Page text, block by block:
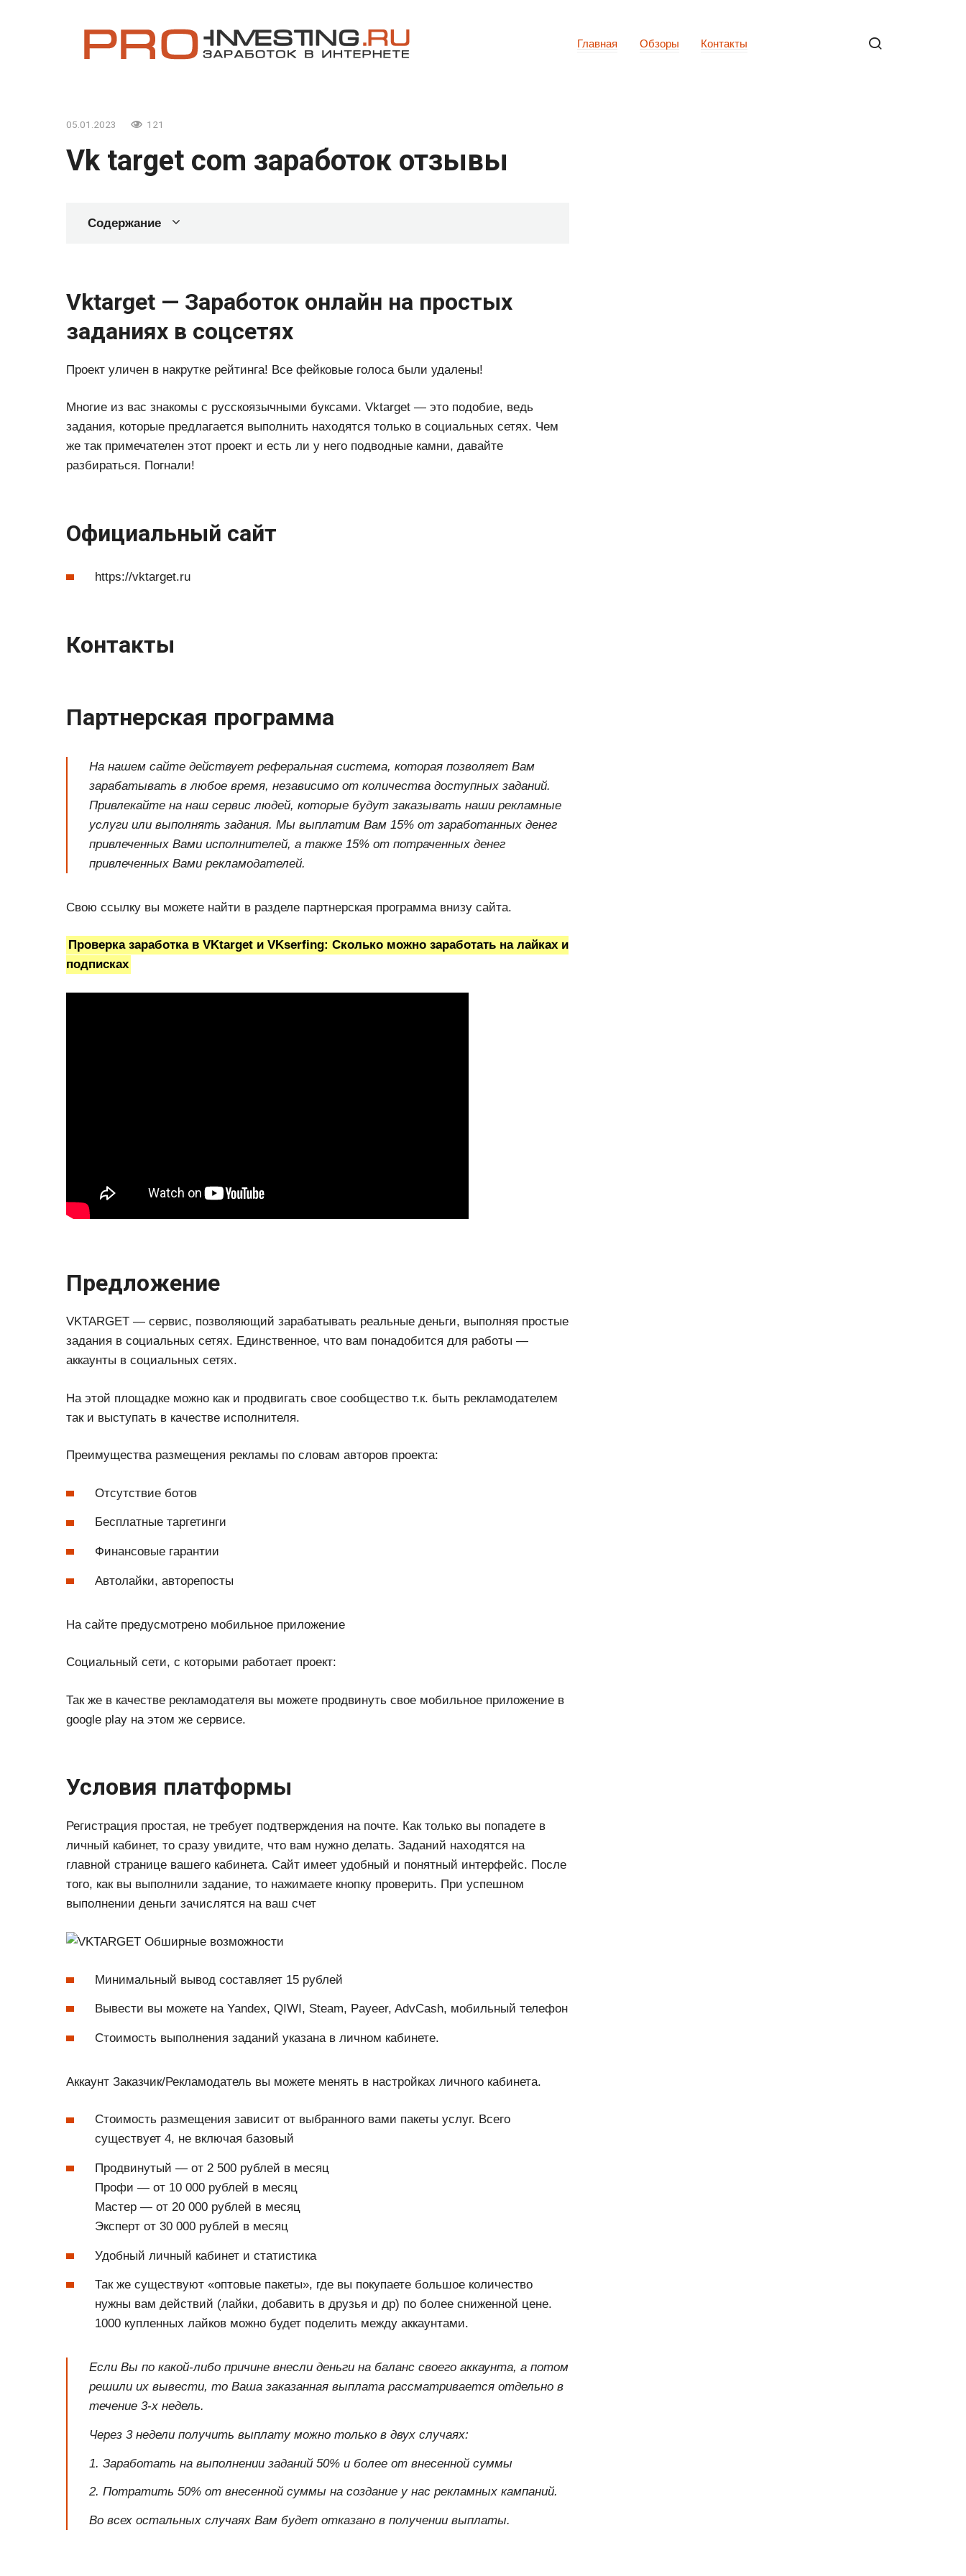
Главная Обзоры Контакты
05.01.2023 121
Vk target com заработок отзывы
Содержание
Vktarget — Заработок онлайн на простых
заданиях в соцсетях
Проект уличен в накрутке рейтинга! Все фейковые голоса были удалены!
Многие из вас знакомы с русскоязычными буксами. Vktarget — это подобие, ведь
задания, которые предлагается выполнить находятся только в социальных сетях. Чем
же так примечателен этот проект и есть ли у него подводные камни, давайте
разбираться. Погнали!
Официальный сайт
https://vktarget.ru
Контакты
Партнерская программа
На нашем сайте действует реферальная система, которая позволяет Вам
зарабатывать в любое время, независимо от количества доступных заданий.
Привлекайте на наш сервис людей, которые будут заказывать наши рекламные
услуги или выполнять задания. Мы выплатим Вам 15% от заработанных денег
привлеченных Вами исполнителей, а также 15% от потраченных денег
привлеченных Вами рекламодателей.
Свою ссылку вы можете найти в разделе партнерская программа внизу сайта.
Проверка заработка в VKtarget и VKserfing: Сколько можно заработать на лайках и
подписках
Предложение
VKTARGET — сервис, позволяющий зарабатывать реальные деньги, выполняя простые
задания в социальных сетях. Единственное, что вам понадобится для работы —
аккаунты в социальных сетях.
На этой площадке можно как и продвигать свое сообщество т.к. быть рекламодателем
так и выступать в качестве исполнителя.
Преимущества размещения рекламы по словам авторов проекта:
Отсутствие ботов
Бесплатные таргетинги
Финансовые гарантии
Автолайки, авторепосты
На сайте предусмотрено мобильное приложение
Социальный сети, с которыми работает проект:
Так же в качестве рекламодателя вы можете продвинуть свое мобильное приложение в
google play на этом же сервисе.
Условия платформы
Регистрация простая, не требует подтверждения на почте. Как только вы попадете в
личный кабинет, то сразу увидите, что вам нужно делать. Заданий находятся на
главной странице вашего кабинета. Сайт имеет удобный и понятный интерфейс. После
того, как вы выполнили задание, то нажимаете кнопку проверить. При успешном
выполнении деньги зачислятся на ваш счет
Минимальный вывод составляет 15 рублей
Вывести вы можете на Yandex, QIWI, Steam, Payeer, AdvCash, мобильный телефон
Стоимость выполнения заданий указана в личном кабинете.
Аккаунт Заказчик/Рекламодатель вы можете менять в настройках личного кабинета.
Стоимость размещения зависит от выбранного вами пакеты услуг. Всего
существует 4, не включая базовый
Продвинутый — от 2 500 рублей в месяц
Профи — от 10 000 рублей в месяц
Мастер — от 20 000 рублей в месяц
Эксперт от 30 000 рублей в месяц
Удобный личный кабинет и статистика
Так же существуют «оптовые пакеты», где вы покупаете большое количество
нужны вам действий (лайки, добавить в друзья и др) по более сниженной цене.
1000 купленных лайков можно будет поделить между аккаунтами.
Если Вы по какой-либо причине внесли деньги на баланс своего аккаунта, а потом
решили их вывести, то Ваша заказанная выплата рассматривается отдельно в
течение 3-х недель.
Через 3 недели получить выплату можно только в двух случаях:
1. Заработать на выполнении заданий 50% и более от внесенной суммы
2. Потратить 50% от внесенной суммы на создание у нас рекламных кампаний.
Во всех остальных случаях Вам будет отказано в получении выплаты.